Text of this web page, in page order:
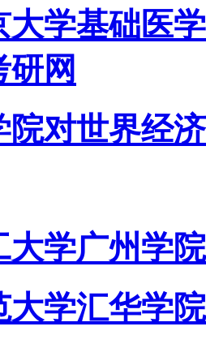
大学基础医
网
对世界经
大学广州学院
大学汇华学院